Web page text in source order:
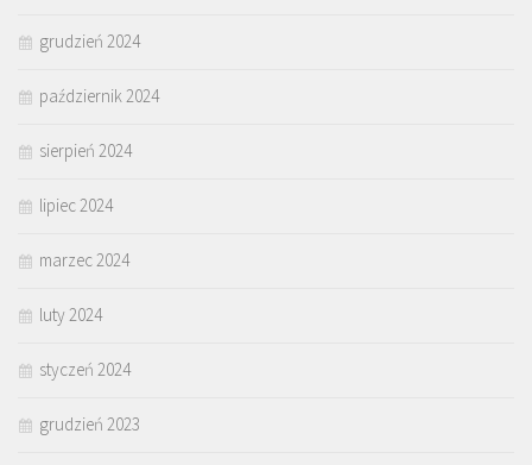
grudzień 2024
październik 2024
sierpień 2024
lipiec 2024
marzec 2024
luty 2024
styczeń 2024
grudzień 2023